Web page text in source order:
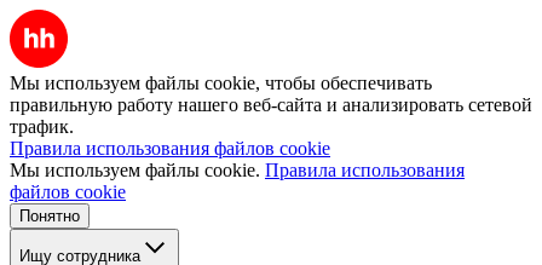
Мы используем файлы cookie, чтобы обеспечивать
правильную работу нашего веб-сайта и анализировать сетевой
трафик.
Правила использования файлов cookie
Мы используем файлы cookie. Правила использования
файлов cookie
Понятно
Ищу сотрудника